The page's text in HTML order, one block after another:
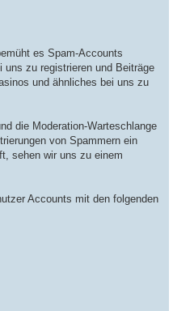
es Spam-Accounts
zu registrieren und Beiträge
und ähnliches bei uns zu
die Moderation-Warteschlange
von Spammern ein
sehen wir uns zu einem
Accounts mit den folgenden